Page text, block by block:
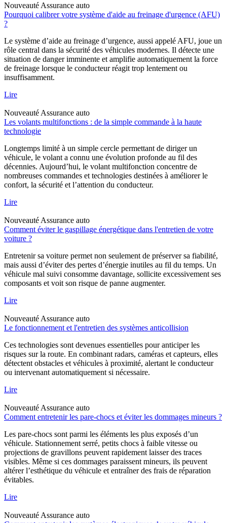
Nouveauté Assurance auto
Pourquoi calibrer votre système d'aide au freinage d'urgence (AFU)
?
Le système d’aide au freinage d’urgence, aussi appelé AFU, joue un
rôle central dans la sécurité des véhicules modernes. Il détecte une
situation de danger imminente et amplifie automatiquement la force
de freinage lorsque le conducteur réagit trop lentement ou
insuffisamment.
Lire
Nouveauté Assurance auto
Les volants multifonctions : de la simple commande à la haute
technologie
Longtemps limité à un simple cercle permettant de diriger un
véhicule, le volant a connu une évolution profonde au fil des
décennies. Aujourd’hui, le volant multifonction concentre de
nombreuses commandes et technologies destinées à améliorer le
confort, la sécurité et l’attention du conducteur.
Lire
Nouveauté Assurance auto
Comment éviter le gaspillage énergétique dans l'entretien de votre
voiture ?
Entretenir sa voiture permet non seulement de préserver sa fiabilité,
mais aussi d’éviter des pertes d’énergie inutiles au fil du temps. Un
véhicule mal suivi consomme davantage, sollicite excessivement ses
composants et voit son risque de panne augmenter.
Lire
Nouveauté Assurance auto
Le fonctionnement et l'entretien des systèmes anticollision
Ces technologies sont devenues essentielles pour anticiper les
risques sur la route. En combinant radars, caméras et capteurs, elles
détectent obstacles et véhicules à proximité, alertant le conducteur
ou intervenant automatiquement si nécessaire.
Lire
Nouveauté Assurance auto
Comment entretenir les pare-chocs et éviter les dommages mineurs ?
Les pare-chocs sont parmi les éléments les plus exposés d’un
véhicule. Stationnement serré, petits chocs à faible vitesse ou
projections de gravillons peuvent rapidement laisser des traces
visibles. Même si ces dommages paraissent mineurs, ils peuvent
altérer l’esthétique du véhicule et entraîner des frais de réparation
évitables.
Lire
Nouveauté Assurance auto